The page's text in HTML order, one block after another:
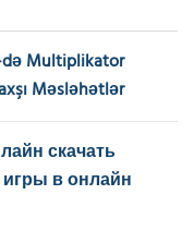
Multiplikator
Məsləhətlər
скачать
в онлайн